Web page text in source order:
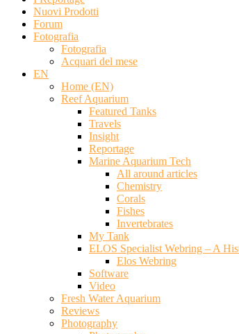
Nuovi Prodotti
Forum
Fotografia
Fotografia
Acquari del mese
EN
Home (EN)
Reef Aquarium
Featured Tanks
Travels
Insight
Reportage
Marine Aquarium Tech
All around articles
Chemistry
Corals
Fishes
Invertebrates
My Tank
ELOS Specialist Webring – A
Elos Webring
Software
Video
Fresh Water Aquarium
Reviews
Photography